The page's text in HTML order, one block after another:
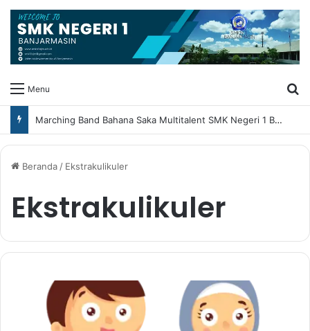
Menu
Marching Band Bahana Saka Multitalent SMK Negeri 1 Banjarmasin Borong Prestasi di Festival Borneo Marching Day 2026
Beranda/ Ekstrakulikuler
Ekstrakulikuler